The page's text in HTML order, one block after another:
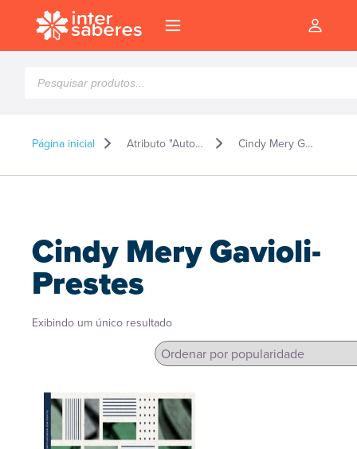
produtos
Página inicial Atributo "Autor" de produto Cindy Mery Gavioli-Prestes
Cindy Mery Gavioli-
Prestes
Exibindo um único resultado